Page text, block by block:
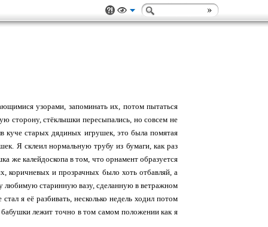
узорами, запоминать их, потом пытаться
сторону, стёклышки пересыпались, но совсем не
куче старых дядиных игрушек, это была помятая
Я склеил нормальную трубу из бумаги, как раз
же калейдоскопа в том, что орнамент образуется
коричневых и прозрачных было хоть отбавляй, а
любимую старинную вазу, сделанную в ветражном
я её разбивать, несколько недель ходил потом
бабушки лежит точно в том самом положении как я